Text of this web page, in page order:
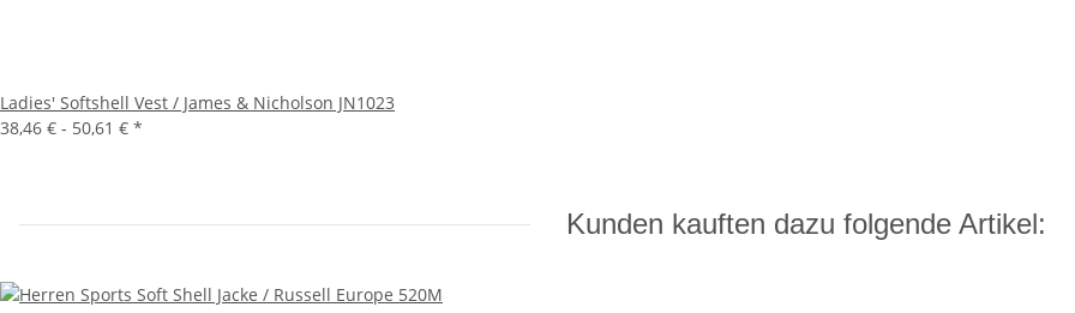
Ladies' Softshell Vest / James & Nicholson JN1023
38,46 € - 50,61 € *
Kunden kauften dazu folgende Artikel: